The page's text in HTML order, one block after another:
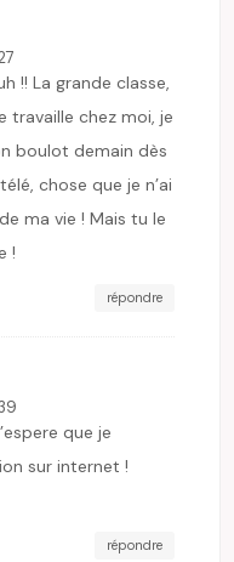
!! La grande classe,
travaille chez moi, je
boulot demain dès
chose que je n’ai
ma vie ! Mais tu le
!
répondre
que je
sur internet !
répondre